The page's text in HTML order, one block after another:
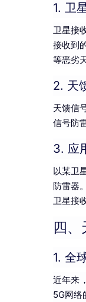
1. 卫
卫星接
接收到
等恶劣
2. 天
天馈信
信号防
3. 应
以某卫
防雷器
卫星接
四
1. 全
近年来
5G网络